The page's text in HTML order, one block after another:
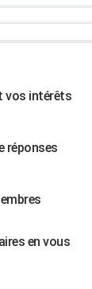
vos intérêts
réponses
en vous